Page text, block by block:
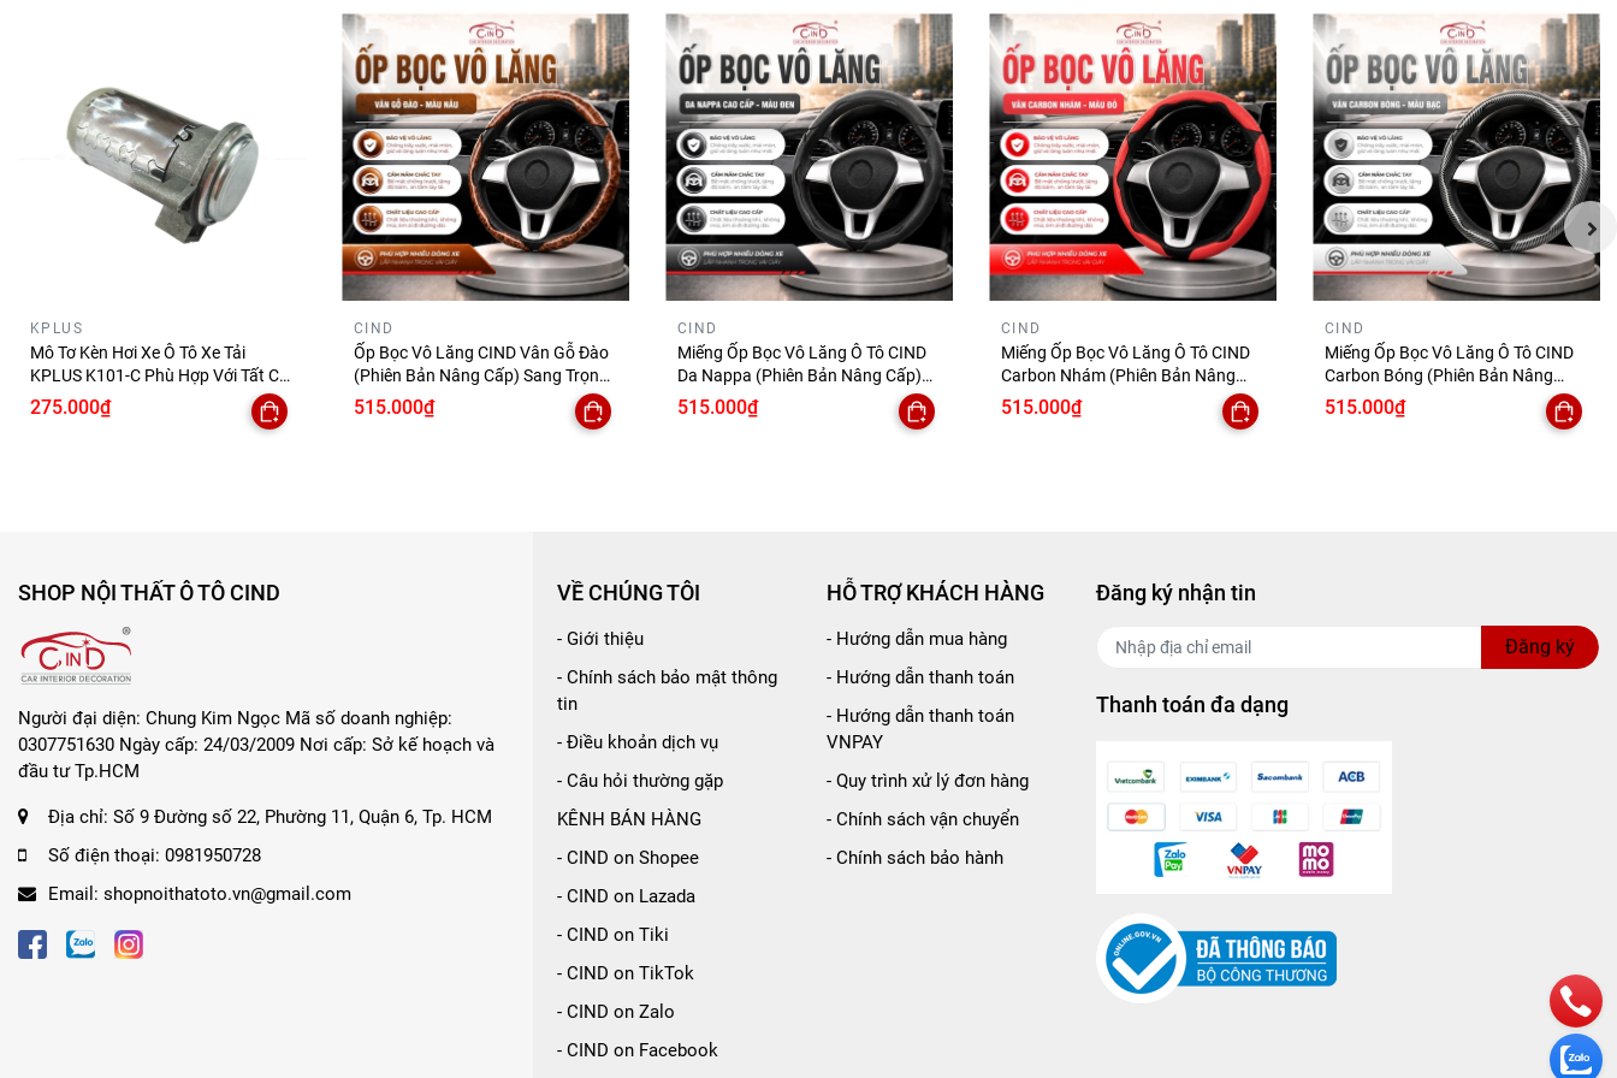
-Gạt mưa 3 khúc CIND 921 (18 inch/450 mm)
là sản phẩm được chế tạo bởi các chuyên gia hàng đầu, với thiết kế 3
khúc tiện lợi cho việc gạt nước, có tác dụng làm sạch bề mặt kính với hiệu suất 100% mà không gây tiếng ồn hay làm trầy
xước bề mặt kính. Ngoài ra, phần lưỡi gạt được chế tạo tách riêng giúp cho việc tháo rời dễ dàng hơn khi không sử dụng
KPLUS
Mô Tơ Kèn Hơi Xe Ô Tô Xe Tải
KPLUS K101-C Phù Hợp Với Tất Cả
Những Dòng Xe
275.000₫
CIND
Ốp Bọc Vô Lăng CIND Vân Gỗ Đào
(Phiên Bản Nâng Cấp) Sang Trọng
Đẳng Cấp Mỏng Nhẹ Chống Trượt
Phù Hợp Nhiều Dòng Xe
515.000₫
CIND
Miếng Ốp Bọc Vô Lăng Ô Tô CIND
Da Nappa (Phiên Bản Nâng Cấp)
Mềm Mại Êm Ái Mỏng Nhẹ Chống
Trượt Phù Hợp Nhiều Dòng Xe
515.000₫
CIND
Miếng Ốp Bọc Vô Lăng Ô Tô CIND
Carbon Nhám (Phiên Bản Nâng
Cấp) Bám Tay Ma Sát Tốt Mỏng
Nhẹ Chống Trượt Phù Hợp Nhiều
515.000₫
CIND
Miếng Ốp Bọc Vô Lăng Ô Tô CIND
Carbon Bóng (Phiên Bản Nâng
Cấp) Gợn Sóng Mỏng Nhẹ Chống
Trơn Trượt Phù Hợp Nhiều Dòng Xe
515.000₫
SHOP NỘI THẤT Ô TÔ CIND
Người đại diện: Chung Kim Ngọc Mã số doanh nghiệp:
0307751630 Ngày cấp: 24/03/2009 Nơi cấp: Sở kế hoạch và
đầu tư Tp.HCM
Địa chỉ: Số 9 Đường số 22, Phường 11, Quận 6, Tp. HCM
Số điện thoại: 0981950728
Email: shopnoithatoto.vn@gmail.com
VỀ CHÚNG TÔI
- Giới thiệu
- Chính sách bảo mật thông
tin
- Điều khoản dịch vụ
- Câu hỏi thường gặp
KÊNH BÁN HÀNG
- CIND on Shopee
- CIND on Lazada
- CIND on Tiki
- CIND on TikTok
- CIND on Zalo
- CIND on Facebook
HỖ TRỢ KHÁCH HÀNG
- Hướng dẫn mua hàng
- Hướng dẫn thanh toán
- Hướng dẫn thanh toán
VNPAY
- Quy trình xử lý đơn hàng
- Chính sách vận chuyển
- Chính sách bảo hành
Đăng ký nhận tin
Đăng ký
Thanh toán đa dạng